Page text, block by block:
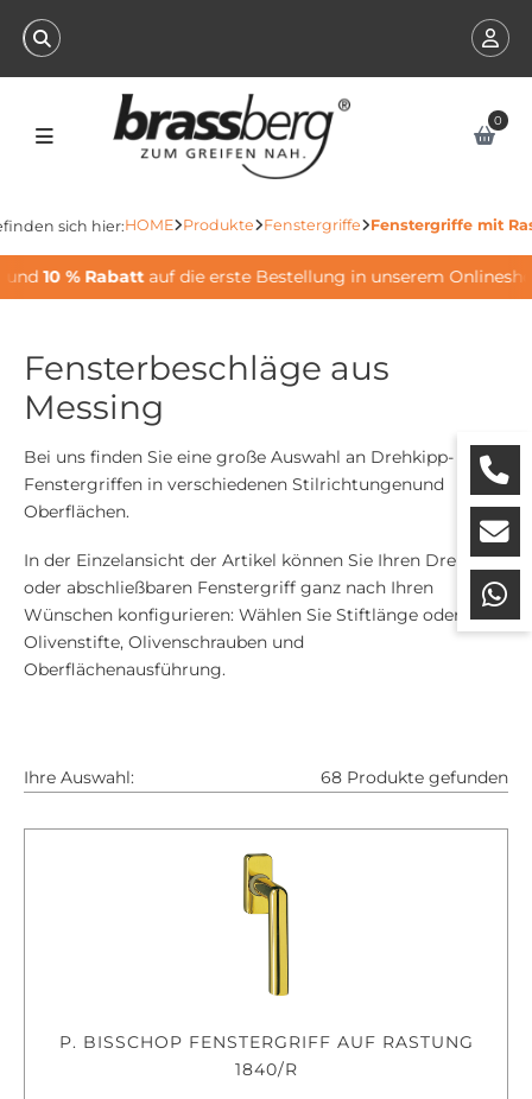
0
sich hier:HOME Produkte Fenstergriffe Fenstergriffe mit
10 % Rabattauf die erste Bestellung in unserem Onlineshop
Fensterbeschläge aus
Messing
Bei uns finden Sie eine große Auswahl an Drehkipp-
Fenstergriffen in verschiedenen Stilrichtungenund
Oberflächen.
In der Einzelansicht der Artikel können Sie Ihren Drehkipp-
oder abschließbaren Fenstergriff ganz nach Ihren
Wünschen konfigurieren: Wählen Sie Stiftlänge oder
Olivenstifte, Olivenschrauben und
Oberflächenausführung.
Ihre Auswahl: 68 Produkte gefunden
P. BISSCHOP FENSTERGRIFF AUF RASTUNG
1840/R